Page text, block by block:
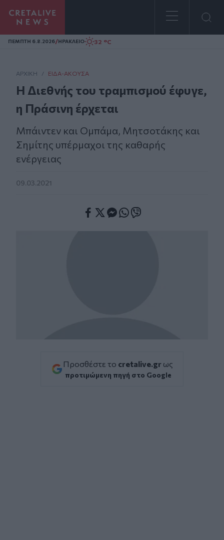
Homepage
ΠΕΜΠΤΗ 6.8.2026/ΗΡΑΚΛΕΙΟ 32 °C
ΑΡΧΙΚΗ / ΕΊΔΑ-ΆΚΟΥΣΑ
Η Διεθνής του τραμπισμού έφυγε,
η Πράσινη έρχεται
Μπάιντεν και Ομπάμα, Μητσοτάκης και
Σημίτης υπέρμαχοι της καθαρής
ενέργειας
09.03.2021
Προσθέστε το cretalive.gr ως
προτιμώμενη πηγή στο Google